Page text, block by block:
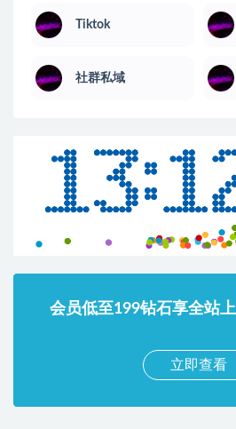
Tiktok
社群私域
会员低至199钻石享全站
立即查看